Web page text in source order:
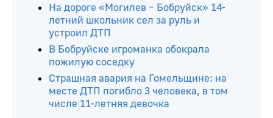
На дороге «Могилев – Бобруйск» 14-
летний школьник сел за руль и
устроил ДТП
В Бобруйске игроманка обокрала
пожилую соседку
Страшная авария на Гомельщине: на
месте ДТП погибло 3 человека, в том
числе 11-летняя девочка